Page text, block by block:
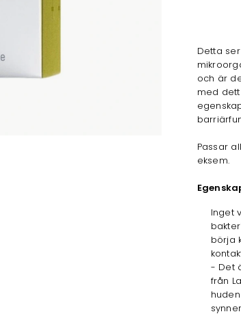
Detta
och är
med
Passar
eksem.
Inget
börja
- Det
från